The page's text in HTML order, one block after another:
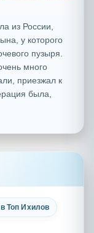
из России,
у которого
пузыря.
много
приезжал к
была,
Топ Ихилов